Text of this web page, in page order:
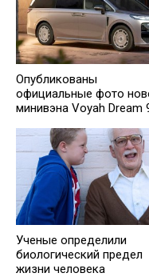
Опубликованы
официальные фото
минивэна Voyah Dream
Ученые определили
биологический предел
жизни человека